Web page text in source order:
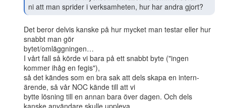
ni att man sprider i verksamheten, hur har andra gjort?
Det beror delvis kanske på hur mycket man testar eller hur
snabbt man gör
bytet/omläggningen…
I vårt fall så körde vi bara på ett snabbt byte ("ingen
kommer ihåg en fegis"),
så det kändes som en bra sak att dels skapa en intern-
ärende, så vår NOC kände till att vi
bytte lösning till en annan bara över dagen. Och dels
kanske användare skulle uppleva